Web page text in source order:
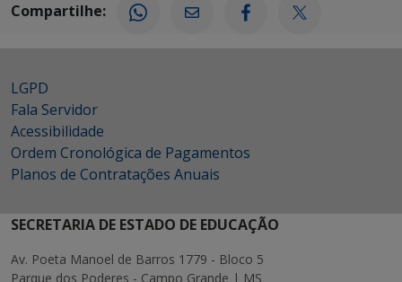
Compartilhe:
LGPD
Fala Servidor
Acessibilidade
Ordem Cronológica de Pagamentos
Planos de Contratações Anuais
SECRETARIA DE ESTADO DE EDUCAÇÃO
Av. Poeta Manoel de Barros 1779 - Bloco 5
Parque dos Poderes - Campo Grande | MS